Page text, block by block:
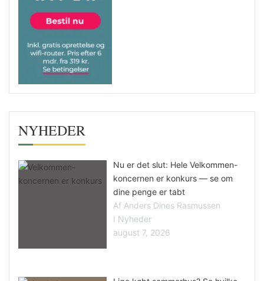
NYHEDER
Nu er det slut: Hele Velkommen-
koncernen er konkurs — se om
dine penge er tabt
Af Anders Dines Rasmussen
I Nyheder
august 7, 2026